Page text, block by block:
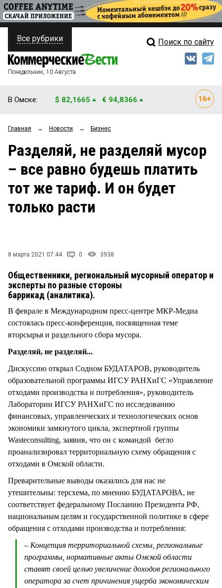
ПОЛИТИКА
ФИНАНСЫ
ОБЩЕСТВО
ЗАКОН
НОВОСТИ КОМПАНИЙ
Свежий выпуск
Рейтинги
Блоги
Архив
Все рубрики Поиск по сайту
Понедельник, 10 Августа
В Омске: $ 82,1665 € 94,8366
Главная → Новости → Бизнес
Разделяй, не разделяй мусор
– все равно будешь платить
тот же тариф. И он будет
только расти
8 марта 2021 07:44 0 3938
Общественники, региональный мусорный оператор и
эксперты по разные стороны
баррикад (аналитика).
В феврале в Международном пресс-центре МКР-Медиа
состоялась пресс-конференция, посвященная теме
вторсырья и раздельного сбора мусора.
Разделяй, не разделяй...
Дискуссию открыл Содном БУДАТАРОВ, руководитель
образовательной программы ИГСУ РАНХиГС «Управление
отходами производства и потребления», руководитель
Лаборатории ИГСУ РАНХиГС по исследованию
финансовых, управленческих и технологических основ
экономики замкнутого цикла, экспертной группы
Wasteconsulting, заявив, что он с командой бегло
проанализировал территориальную схему обращения с
отходами в Омской области.
Преварительные выводы оказались для нас не
утешительны: терсхема, по мнению БУДАТАРОВА, не
соответствует федеральному Посланию Президента РФ,
национальным целям и государственной политике в сфере
обращения с отходами производства и потребления:
– Концепция территориальной схемы, региональные
программы, нормативные акты Омской области
ставят своей целью увеличение доходов регионального
оператора за счет причинения ущерба экономическим